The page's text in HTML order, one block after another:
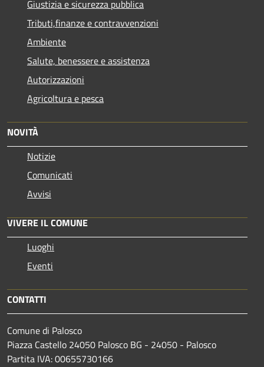
Giustizia e sicurezza pubblica
Tributi,finanze e contravvenzioni
Ambiente
Salute, benessere e assistenza
Autorizzazioni
Agricoltura e pesca
NOVITÀ
Notizie
Comunicati
Avvisi
VIVERE IL COMUNE
Luoghi
Eventi
CONTATTI
Comune di Palosco
Piazza Castello 24050 Palosco BG - 24050 - Palosco
Partita IVA: 00655730166